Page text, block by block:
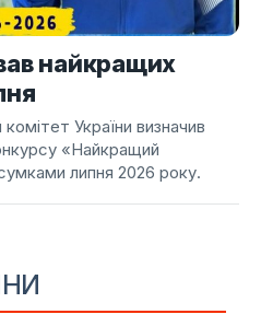
найкращих
комітет України визначив
«Найкращий
липня 2026 року.